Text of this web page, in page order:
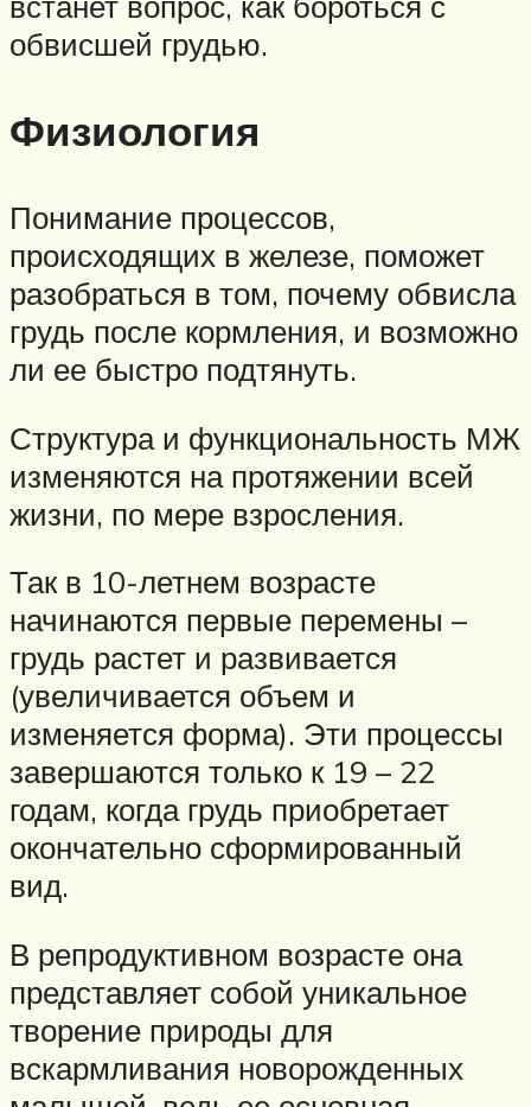
обвисшей грудью.
Физиология
Понимание процессов,
происходящих в железе, поможет
разобраться в том, почему обвисла
грудь после кормления, и возможно
ли ее быстро подтянуть.
Структура и функциональность МЖ
изменяются на протяжении всей
жизни, по мере взросления.
Так в 10-летнем возрасте
начинаются первые перемены –
грудь растет и развивается
(увеличивается объем и
изменяется форма). Эти процессы
завершаются только к 19 – 22
годам, когда грудь приобретает
окончательно сформированный
вид.
В репродуктивном возрасте она
представляет собой уникальное
творение природы для
вскармливания новорожденных